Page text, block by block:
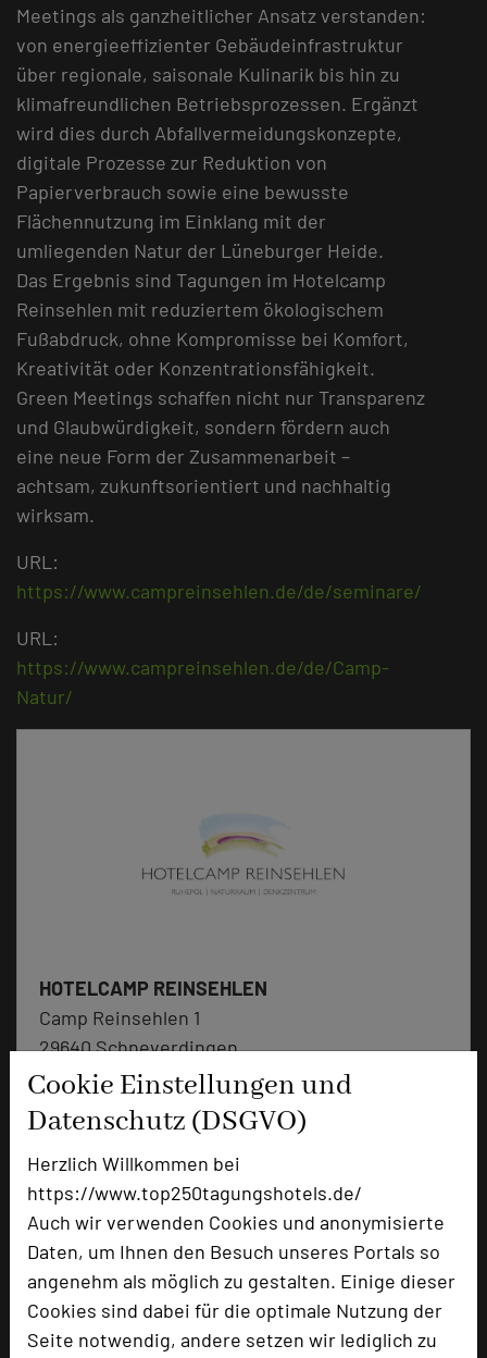
Cookie Einstellungen und
Datenschutz (DSGVO)
Herzlich Willkommen bei
https://www.top250tagungshotels.de/
Auch wir verwenden Cookies und anonymisierte
Daten, um Ihnen den Besuch unseres Portals so
angenehm als möglich zu gestalten. Einige dieser
Cookies sind dabei für die optimale Nutzung der
Seite notwendig, andere setzen wir lediglich zu
Meetings als ganzheitlicher Ansatz verstanden:
von energieeffizienter Gebäudeinfrastruktur
über regionale, saisonale Kulinarik bis hin zu
klimafreundlichen Betriebsprozessen. Ergänzt
wird dies durch Abfallvermeidungskonzepte,
digitale Prozesse zur Reduktion von
Papierverbrauch sowie eine bewusste
Flächennutzung im Einklang mit der
umliegenden Natur der Lüneburger Heide.
Das Ergebnis sind Tagungen im Hotelcamp
Reinsehlen mit reduziertem ökologischem
Fußabdruck, ohne Kompromisse bei Komfort,
Kreativität oder Konzentrationsfähigkeit.
Green Meetings schaffen nicht nur Transparenz
und Glaubwürdigkeit, sondern fördern auch
eine neue Form der Zusammenarbeit –
achtsam, zukunftsorientiert und nachhaltig
wirksam.
URL:
https://www.campreinsehlen.de/de/seminare/
URL:
https://www.campreinsehlen.de/de/Camp-
Natur/
HOTELCAMP REINSEHLEN
Camp Reinsehlen 1
29640 Schneverdingen
+49 5198 983-0
mail Email
language Homepage
zur Tagungsanfrage hinzufügen add_circle